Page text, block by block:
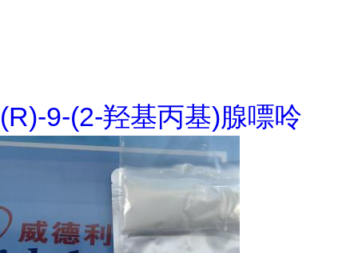
(R)-9-(2-羟基丙基)腺嘌呤